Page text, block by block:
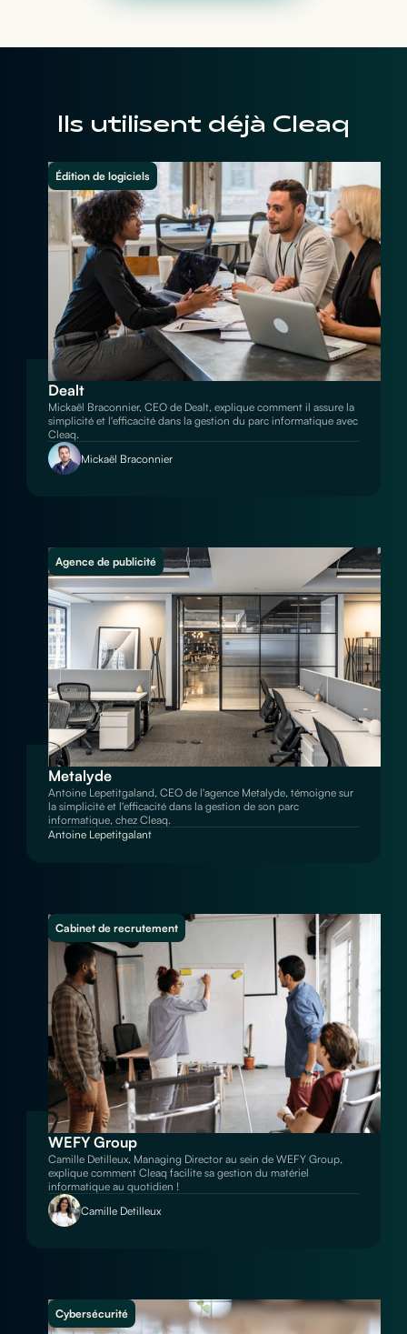
Ils utilisent déjà Cleaq
Édition de logiciels
Dealt
Mickaël Braconnier, CEO de Dealt, explique comment il assure la
simplicité et l'efficacité dans la gestion du parc informatique avec
Cleaq.
Mickaël Braconnier
Agence de publicité
Metalyde
Antoine Lepetitgaland, CEO de l'agence Metalyde, témoigne sur
la simplicité et l'efficacité dans la gestion de son parc
informatique, chez Cleaq.
Antoine Lepetitgalant
Cabinet de recrutement
WEFY Group
Camille Detilleux, Managing Director au sein de WEFY Group,
explique comment Cleaq facilite sa gestion du matériel
informatique au quotidien !
Camille Detilleux
Cybersécurité